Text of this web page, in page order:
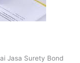
Jasa Surety Bond